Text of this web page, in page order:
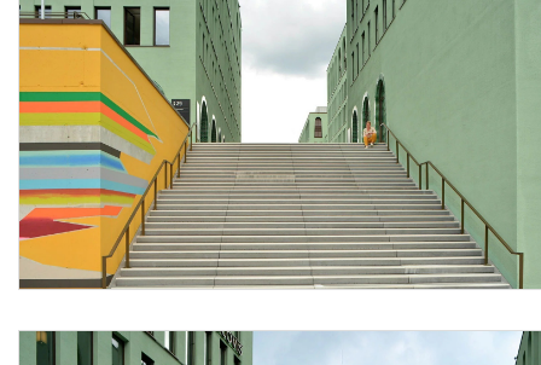
piè d’opera, la rimozione con spazzola morbida di depositi
superficiali di varia natura come pulviscolo, sporco, con
eventuale lavaggio parziale delle zone interessate,
l'applicazione a regola d'arte dell'agente idrofobizzante
KEIM ECOTEC sulle superfici da trattare con relativa
saturazione senza pressione mediante l'utilizzo di
pennello o esecuzione a spruzzo procedendo dall'alto
verso il basso, la protezione di tutti gli elementi che non
sono da tinteggiare, i campioni richiesti dalla direzione
lavori, la verifica da parte della D.LL. che gli interventi di
specializzato ed autorizzato, tutti gli oneri connessi con